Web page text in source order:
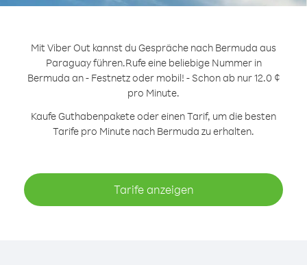
Mit Viber Out kannst du Gespräche nach Bermuda aus
Paraguay führen.Rufe eine beliebige Nummer in
Bermuda an - Festnetz oder mobil! - Schon ab nur 12.0 ¢
pro Minute.
Kaufe Guthabenpakete oder einen Tarif, um die besten
Tarife pro Minute nach Bermuda zu erhalten.
Tarife anzeigen